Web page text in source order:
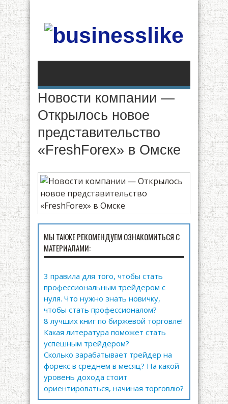
Новости компании —
Открылось новое
представительство
«FreshForex» в Омске
МЫ ТАКЖЕ РЕКОМЕНДУЕМ ОЗНАКОМИТЬСЯ С
МАТЕРИАЛАМИ:
3 правила для того, чтобы стать
профессиональным трейдером с
нуля. Что нужно знать новичку,
чтобы стать профессионалом?
8 лучших книг по биржевой торговле!
Какая литература поможет стать
успешным трейдером?
Сколько зарабатывает трейдер на
форекс в среднем в месяц? На какой
уровень дохода стоит
ориентироваться, начиная торговлю?